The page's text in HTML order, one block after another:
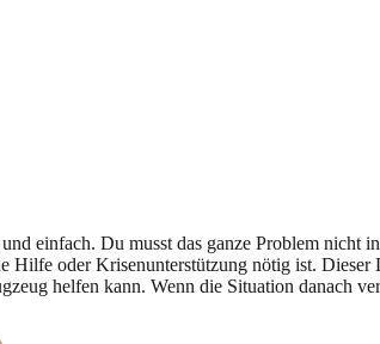
einfach. Du musst das ganze Problem nicht
oder Krisenunterstützung nötig ist.
helfen kann. Wenn die Situation danach